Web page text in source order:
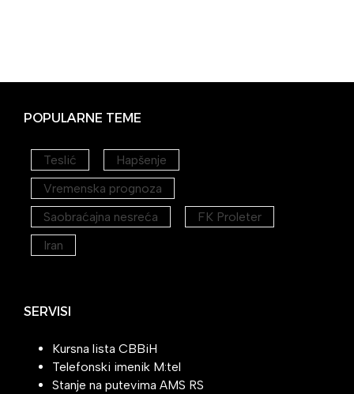
POPULARNE TEME
Teslić
Hapšenje
Vremenska prognoza
Saobraćajna nesreća
FK Proleter
Iran
SERVISI
Kursna lista CBBiH
Telefonski imenik M:tel
Stanje na putevima AMS RS